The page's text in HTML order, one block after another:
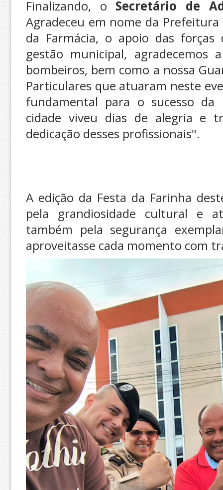
Finalizando, o Secretário de
Agradeceu em nome da
da Farmácia, o apoio das
gestão municipal,
bombeiros, bem como a nossa
Particulares que atuaram neste
fundamental para o sucesso da
cidade viveu dias de alegria e
dedicação desses profissionais".
A edição da Festa da Farinha
pela grandiosidade cultural e
também pela segurança
aproveitasse cada momento com